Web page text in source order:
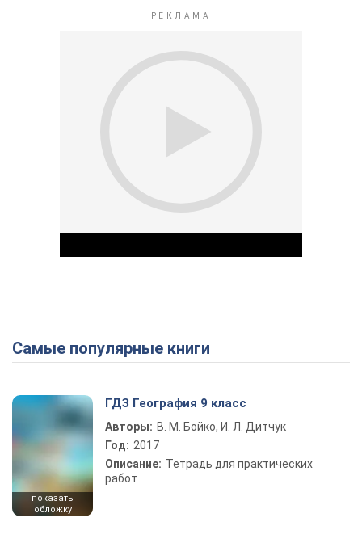
Play Video
Самые популярные книги
показать
обложку
ГДЗ География 9 класс
Авторы: В. М. Бойко, И. Л. Дитчук
Год: 2017
Описание: Тетрадь для практических
работ